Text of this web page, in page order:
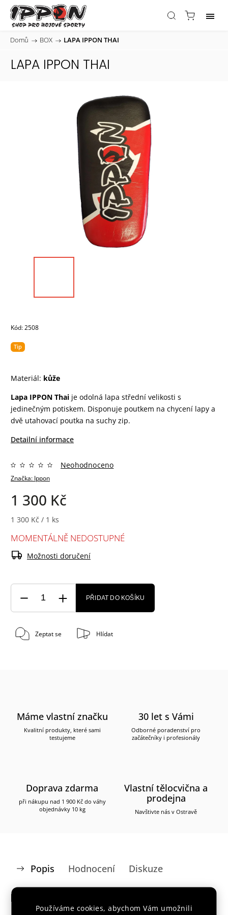
Používáme cookies, abychom Vám umožnili
Domů / BOX / LAPA IPPON THAI
LAPA IPPON THAI
Kód:2508
Tip
Materiál: kůže
Lapa IPPON Thai je odolná lapa střední velikosti s
jedinečným potiskem. Disponuje poutkem na chycení lapy a
dvě utahovací poutka na suchy zip.
Detailní informace
Značka: Ippon
Neohodnoceno
1 300 Kč
1 300 Kč / 1 ks
MOMENTÁLNĚ NEDOSTUPNÉ
Možnosti doručení
PŘIDAT DO KOŠÍKU
Zeptat se Hlídat
Máme vlastní značku
Kvalitní produkty, které sami
testujeme
30 let s Vámi
Odborné poradenství pro
začátečníky i profesionály
Doprava zdarma
při nákupu nad 1 900 Kč do váhy
objednávky 10 kg
Vlastní tělocvična a
prodejna
Navštivte nás v Ostravě
Popis Hodnocení Diskuze
Detailní popis produktu